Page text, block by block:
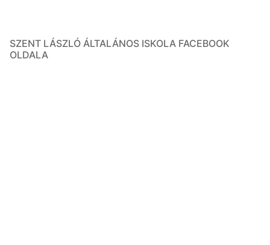
SZENT LÁSZLÓ ÁLTALÁNOS ISKOLA FACEBOOK
OLDALA